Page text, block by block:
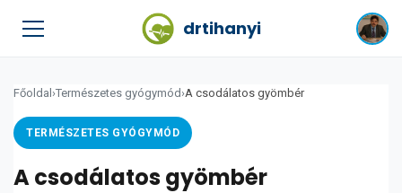
drtihanyi
Főoldal ›Természetes gyógymód ›A csodálatos gyömbér
TERMÉSZETES GYÓGYMÓD
A csodálatos gyömbér